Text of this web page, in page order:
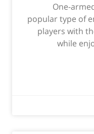
One-
popular type of
players with
while